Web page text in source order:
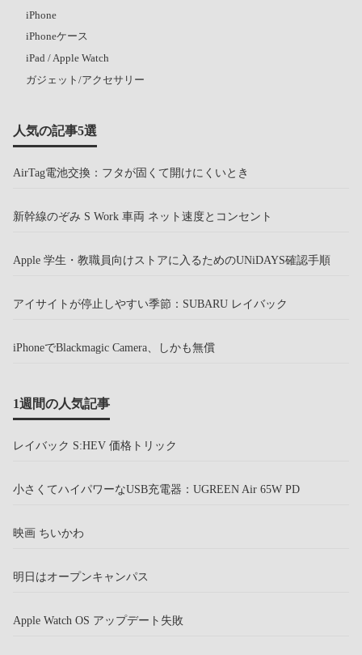
iPhone
iPhoneケース
iPad / Apple Watch
ガジェット/アクセサリー
人気の記事5選
AirTag電池交換：フタが固くて開けにくいとき
新幹線のぞみ S Work 車両 ネット速度とコンセント
Apple 学生・教職員向けストアに入るためのUNiDAYS確認手順
アイサイトが停止しやすい季節：SUBARU レイバック
iPhoneでBlackmagic Camera、しかも無償
1週間の人気記事
レイバック S:HEV 価格トリック
小さくてハイパワーなUSB充電器：UGREEN Air 65W PD
映画 ちいかわ
明日はオープンキャンパス
Apple Watch OS アップデート失敗